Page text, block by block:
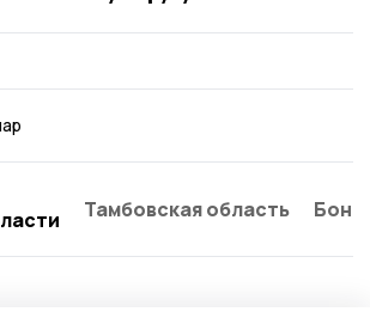
Тамбовская область